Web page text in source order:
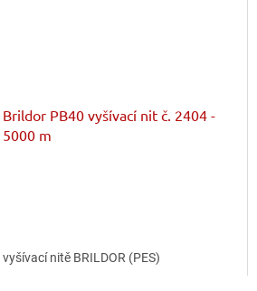
Brildor PB40 vyšívací nit č. 2404 -
5000 m
vyšívací nitě BRILDOR (PES)